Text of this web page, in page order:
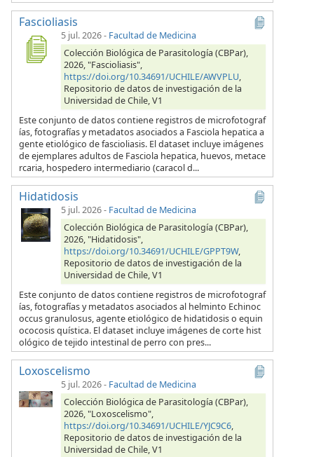
Fascioliasis
5 jul. 2026- Facultad de Medicina
Colección Biológica de Parasitología (CBPar),
2026, "Fascioliasis",
https://doi.org/10.34691/UCHILE/AWVPLU,
Repositorio de datos de investigación de la
Universidad de Chile, V1
Este conjunto de datos contiene registros de microfotograf
ías, fotografías y metadatos asociados a Fasciola hepatica a
gente etiológico de fascioliasis. El dataset incluye imágenes
de ejemplares adultos de Fasciola hepatica, huevos, metace
rcaria, hospedero intermediario (caracol d...
Hidatidosis
5 jul. 2026- Facultad de Medicina
Colección Biológica de Parasitología (CBPar),
2026, "Hidatidosis",
https://doi.org/10.34691/UCHILE/GPPT9W,
Repositorio de datos de investigación de la
Universidad de Chile, V1
Este conjunto de datos contiene registros de microfotograf
ías, fotografías y metadatos asociados al helminto Echinoc
occus granulosus, agente etiológico de hidatidosis o equin
ococosis quística. El dataset incluye imágenes de corte hist
ológico de tejido intestinal de perro con pres...
Loxoscelismo
5 jul. 2026- Facultad de Medicina
Colección Biológica de Parasitología (CBPar),
2026, "Loxoscelismo",
https://doi.org/10.34691/UCHILE/YJC9C6,
Repositorio de datos de investigación de la
Universidad de Chile, V1